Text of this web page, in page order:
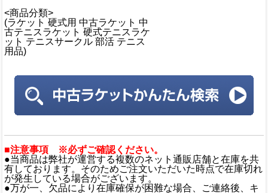
<商品分類>
(ラケット 硬式用 中古ラケット 中
古テニスラケット 硬式テニスラケ
ット テニスサークル 部活 テニス
用品)
■注意事項 ※必ずご確認ください。
●当商品は弊社が運営する複数のネット通販店舗と在庫を共
有しております。そのためご注文いただいた時点で在庫切れ
が発生している場合がございます。
●万が一、欠品により在庫確保が困難な場合、ご連絡後、キ